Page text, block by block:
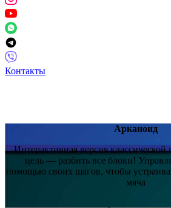
Контакты
Арканоид
Интерактивная версия
цель — разбить все блоки!
помощью своих шагов, чтобы
мяча